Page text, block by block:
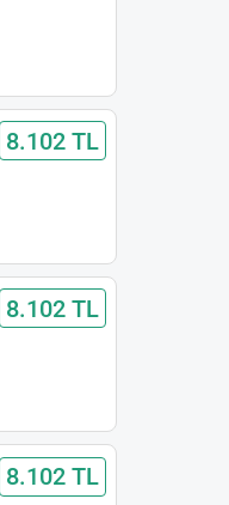
8.102 TL
8.102 TL
8.102 TL